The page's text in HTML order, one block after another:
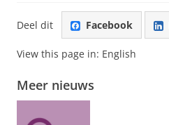
Deel dit Facebook
View this page in: English
Meer nieuws